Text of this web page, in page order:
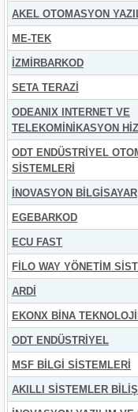
AKEL OTOMASYON
ME-TEK
İZMİRBARKOD
SETA TERAZİ
ODEANIX INTERNET VE
TELEKOMİNİKASYON
ODT ENDÜSTRİYEL
SİSTEMLERİ
İNOVASYON BİLGİSAYAR
EGEBARKOD
ECU FAST
FİLO WAY YÖNETİM
ARDİ
EKONX BİNA
ODT ENDÜSTRİYEL
MSF BİLGİ SİSTEMLERİ
AKILLI SİSTEMLER